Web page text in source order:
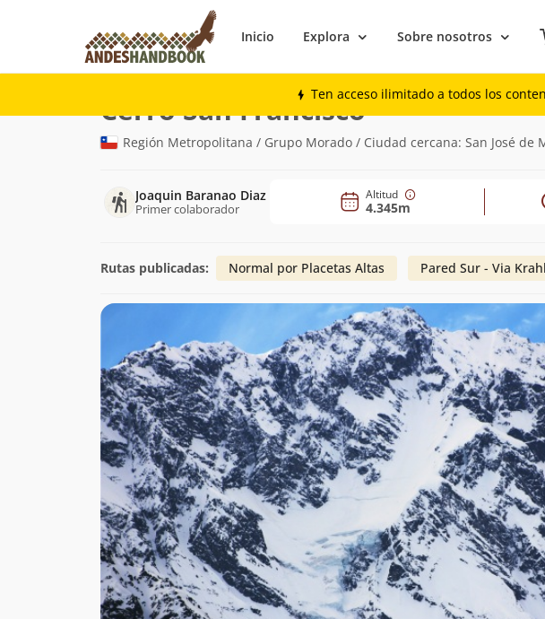
Inicio Explora Sobre nosotros
Ten acceso ilimitado a todos los
Montaña
Cerro San Francisco(4.345m)
Región Metropolitana / Grupo Morado / Ciudad cercana: San José de
Joaquin Baranao Diaz
Primer colaborador
Altitud
4.345m
Rutas publicadas: Normal por Placetas Altas Pared Sur - Via